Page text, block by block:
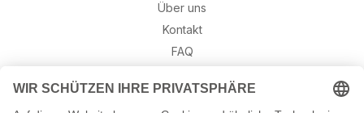
Über uns
Kontakt
FAQ
Widerruf